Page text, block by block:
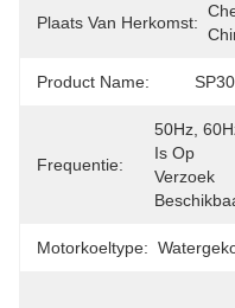
Plaats Van Herkomst:
Product Name:
Frequentie:
50Hz,
Is Op
Verzoek
Motorkoeltype: